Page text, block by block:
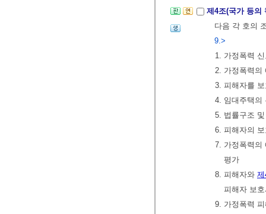
제4조(국가 등의
다음 각 호의
9.>
1. 가정폭력
2. 가정폭력의
3. 피해자를
4. 임대주택의
5. 법률구조
6. 피해자의
7. 가정폭력의
평가
8. 피해자와
피해자 보
9. 가정폭력